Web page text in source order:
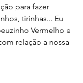
para fazer
tirinhas... Eu
Vermelho e
relação a nossa